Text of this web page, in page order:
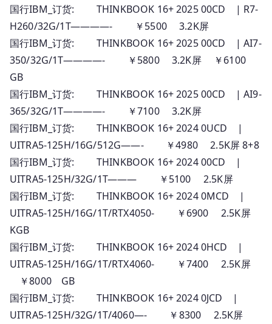
国行IBM_订货: THINKBOOK 16+ 2025 00CD | R7-
H260/32G/1T————- ￥5500 3.2K屏
国行IBM_订货: THINKBOOK 16+ 2025 00CD | AI7-
350/32G/1T————- ￥5800 3.2K屏 ￥6100
GB
国行IBM_订货: THINKBOOK 16+ 2025 00CD | AI9-
365/32G/1T————- ￥7100 3.2K屏
国行IBM_订货: THINKBOOK 16+ 2024 0UCD |
UITRA5-125H/16G/512G——- ￥4980 2.5K屏 8+8
国行IBM_订货: THINKBOOK 16+ 2024 00CD |
UITRA5-125H/32G/1T——— ￥5100 2.5K屏
国行IBM_订货: THINKBOOK 16+ 2024 0MCD |
UITRA5-125H/16G/1T/RTX4050- ￥6900 2.5K屏
KGB
国行IBM_订货: THINKBOOK 16+ 2024 0HCD |
UITRA5-125H/16G/1T/RTX4060- ￥7400 2.5K屏
￥8000 GB
国行IBM_订货: THINKBOOK 16+ 2024 0JCD |
UITRA5-125H/32G/1T/4060—- ￥8300 2.5K屏